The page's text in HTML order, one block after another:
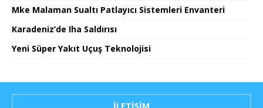
Mke Malaman Sualtı Patlayıcı Sistemleri Envanteri
Karadeniz’de Iha Saldırısı
Yeni Süper Yakıt Uçuş Teknolojisi